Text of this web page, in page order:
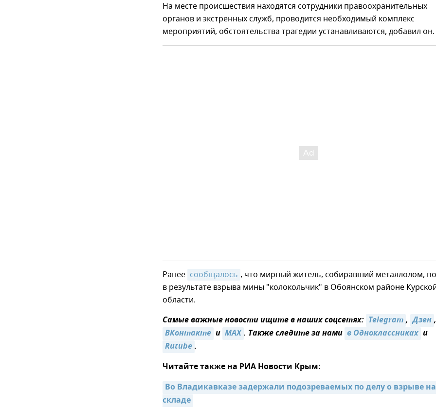
На месте происшествия находятся сотрудники правоохранительных
органов и экстренных служб, проводится необходимый комплекс
мероприятий, обстоятельства трагедии устанавливаются, добавил он.
Ранее сообщалось , что мирный житель, собиравший металлолом,
в результате взрыва мины "колокольчик" в Обоянском районе
области.
Самые важные новости ищите в наших соцсетях: Telegram, Дзен,
ВКонтакте и MAX. Также следите за нами в Одноклассниках и
Rutube.
Читайте также на РИА Новости Крым:
Во Владикавказе задержали подозреваемых по делу о взрыве на
складе